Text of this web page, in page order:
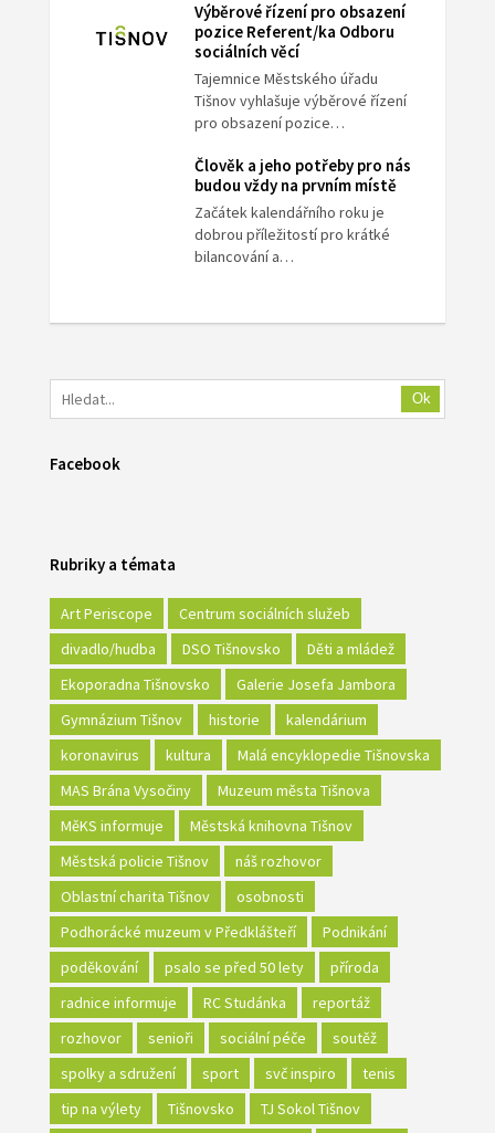
Výběrové řízení pro obsazení
pozice Referent/ka Odboru
sociálních věcí
Tajemnice Městského úřadu
Tišnov vyhlašuje výběrové řízení
pro obsazení pozice…
Člověk a jeho potřeby pro nás
budou vždy na prvním místě
Začátek kalendářního roku je
dobrou příležitostí pro krátké
bilancování a…
Ok
Facebook
Rubriky a témata
Art Periscope
Centrum sociálních služeb
divadlo/hudba
DSO Tišnovsko
Děti a mládež
Ekoporadna Tišnovsko
Galerie Josefa Jambora
Gymnázium Tišnov
historie
kalendárium
koronavirus
kultura
Malá encyklopedie Tišnovska
MAS Brána Vysočiny
Muzeum města Tišnova
MěKS informuje
Městská knihovna Tišnov
Městská policie Tišnov
náš rozhovor
Oblastní charita Tišnov
osobnosti
Podhorácké muzeum v Předklášteří
Podnikání
poděkování
psalo se před 50 lety
příroda
radnice informuje
RC Studánka
reportáž
rozhovor
senioři sociální péče
soutěž
spolky a sdružení
sport svč inspiro
tenis
tip na výlety
Tišnovsko
TJ Sokol Tišnov